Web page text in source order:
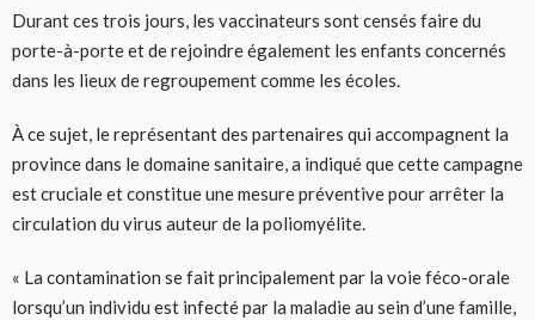
Durant ces trois jours, les vaccinateurs sont censés faire du
porte-à-porte et de rejoindre également les enfants concernés
dans les lieux de regroupement comme les écoles.
À ce sujet, le représentant des partenaires qui accompagnent la
province dans le domaine sanitaire, a indiqué que cette campagne
est cruciale et constitue une mesure préventive pour arrêter la
circulation du virus auteur de la poliomyélite.
« La contamination se fait principalement par la voie féco-orale
lorsqu’un individu est infecté par la maladie au sein d’une famille,